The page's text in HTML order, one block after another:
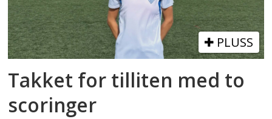
PLUSS
Takket for tilliten med to
scoringer